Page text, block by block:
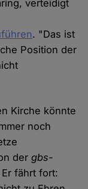
verteidigt
. "Das ist
Position der
Kirche könnte
noch
dergbs-
Er fährt fort: